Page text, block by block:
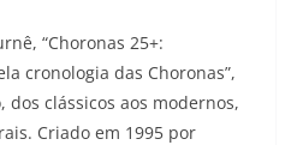
“Choronas 25+:
cronologia das Choronas”,
clássicos aos modernos,
Criado em 1995 por